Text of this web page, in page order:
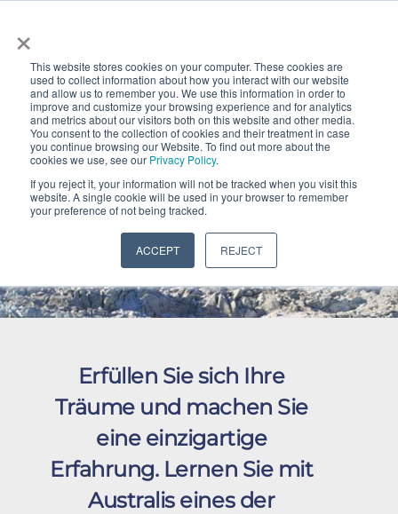
×
This website stores cookies on your computer. These cookies are
used to collect information about how you interact with our website
and allow us to remember you. We use this information in order to
improve and customize your browsing experience and for analytics
and metrics about our visitors both on this website and other media.
You consent to the collection of cookies and their treatment in case
you continue browsing our Website. To find out more about the
cookies we use, see our Privacy Policy.
If you reject it, your information will not be tracked when you visit this
website. A single cookie will be used in your browser to remember
your preference of not being tracked.
ACCEPT REJECT
Möchten Sie Patagonien
erkunden?
Erfüllen Sie sich Ihre
Träume und machen Sie
eine einzigartige
Erfahrung. Lernen Sie mit
Australis eines der